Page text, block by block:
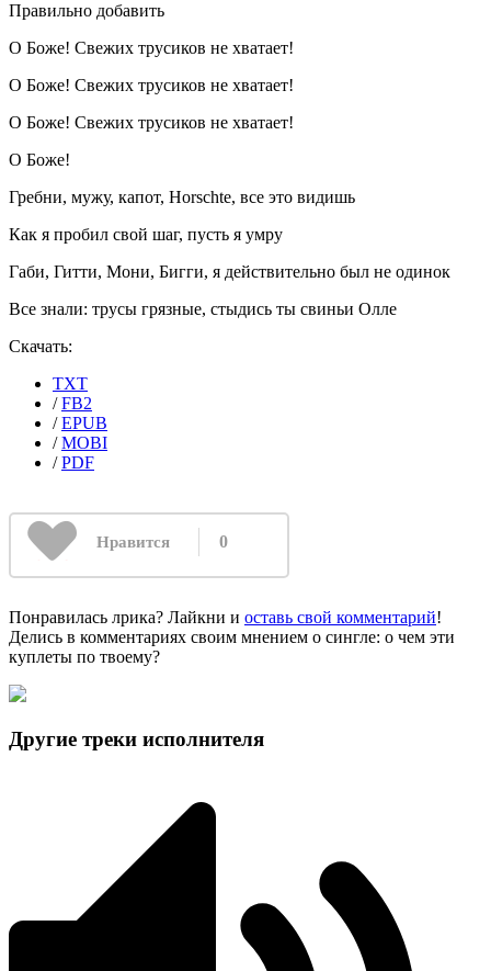
Правильно добавить
О Боже! Свежих трусиков не хватает!
О Боже! Свежих трусиков не хватает!
О Боже! Свежих трусиков не хватает!
О Боже!
Гребни, мужу, капот, Horschte, все это видишь
Как я пробил свой шаг, пусть я умру
Габи, Гитти, Мони, Бигги, я действительно был не одинок
Все знали: трусы грязные, стыдись ты свиньи Олле
Скачать:
TXT
/FB2
/EPUB
/MOBI
/PDF
Нравится 0
Понравилась лрика? Лайкни и оставь свой комментарий!
Делись в комментариях своим мнением о сингле: о чем эти
куплеты по твоему?
Другие треки исполнителя